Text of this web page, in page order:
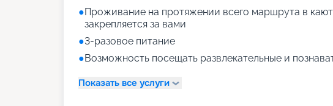
●Проживание на протяжении всего маршрута в
закрепляется за вами
●3-разовое питание
●Возможность посещать развлекательные и
Показать все услуги